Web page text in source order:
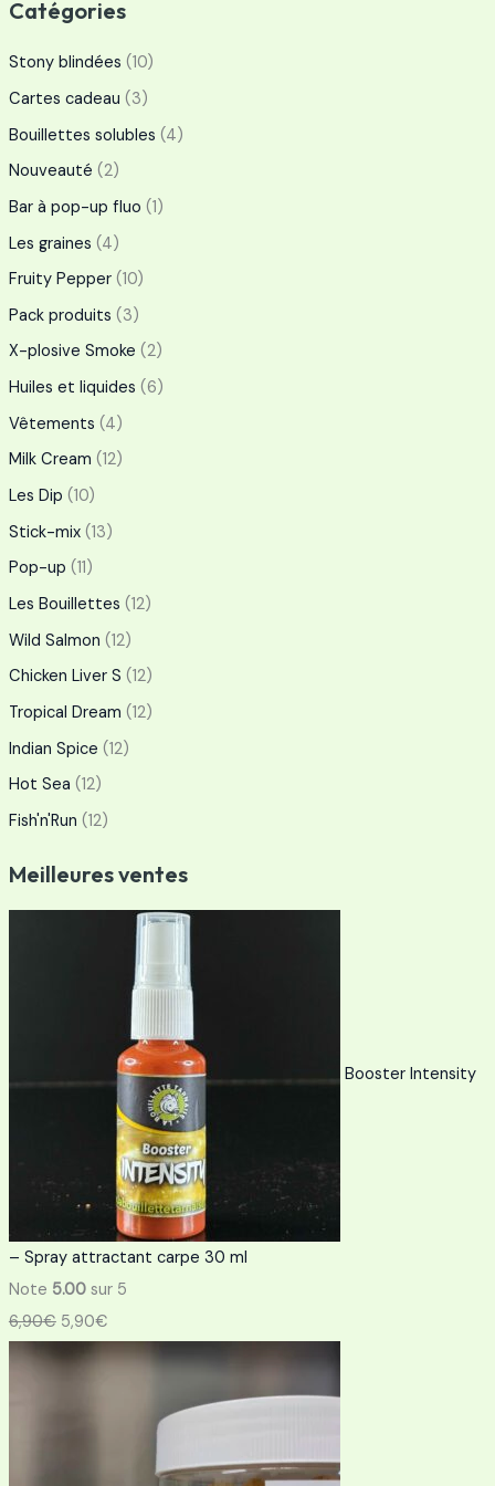
Catégories
Stony blindées (10)
Cartes cadeau (3)
Bouillettes solubles (4)
Nouveauté (2)
Bar à pop-up fluo (1)
Les graines (4)
Fruity Pepper (10)
Pack produits (3)
X-plosive Smoke (2)
Huiles et liquides (6)
Vêtements (4)
Milk Cream (12)
Les Dip (10)
Stick-mix (13)
Pop-up (11)
Les Bouillettes (12)
Wild Salmon (12)
Chicken Liver S (12)
Tropical Dream (12)
Indian Spice (12)
Hot Sea (12)
Fish'n'Run (12)
Meilleures ventes
Booster Intensity
– Spray attractant carpe 30 ml
Note 5.00sur 5
6,90€ 5,90€